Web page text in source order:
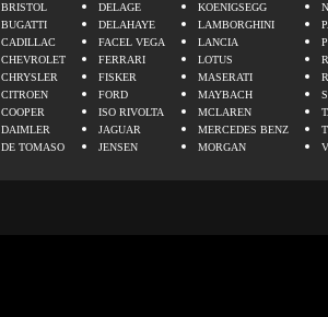
BRISTOL
BUGATTI
CADILLAC
CHEVROLET
CHRYSLER
CITROEN
COOPER
DAIMLER
DE TOMASO
DELAGE
DELAHAYE
FACEL VEGA
FERRARI
FISKER
FORD
ISO RIVOLTA
JAGUAR
JENSEN
KOENIGSEGG
LAMBORGHINI
LANCIA
LOTUS
MASERATI
MAYBACH
MCLAREN
MERCEDES BENZ
MORGAN